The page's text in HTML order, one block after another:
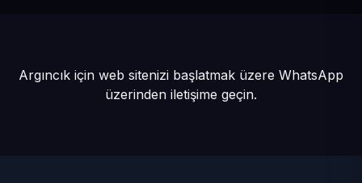
Argıncık için web sitenizi başlatmak üzere WhatsApp
üzerinden iletişime geçin.